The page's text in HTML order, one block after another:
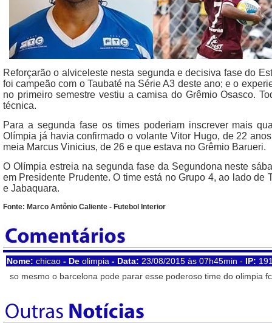
Reforçarão o alviceleste nesta segunda e decisiva fase do
foi campeão com o Taubaté na Série A3 deste ano; e o
no primeiro semestre vestiu a camisa do Grêmio Osasco.
técnica.
Para a segunda fase os times poderiam inscrever mais
Olímpia já havia confirmado o volante Vitor Hugo, de 22
meia Marcus Vinicius, de 26 e que estava no Grêmio Barueri.
O Olímpia estreia na segunda fase da Segundona neste
em Presidente Prudente. O time está no Grupo 4, ao lado de
e Jabaquara.
Fonte: Marco Antônio Caliente - Futebol Interior
Nome: chicao - De olimpia - Data: 23/08/2015 às 07h45min - IP:
so mesmo o barcelona pode parar esse poderoso time do olimpia